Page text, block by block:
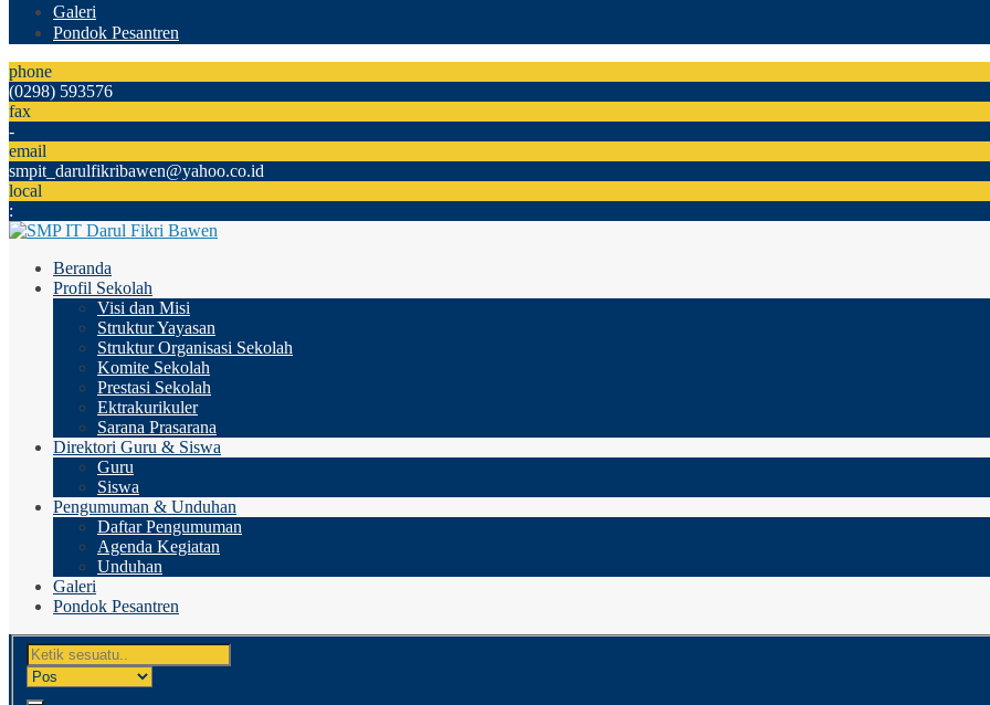
Galeri
Pondok Pesantren
phone
(0298) 593576
fax
-
email
smpit_darulfikribawen@yahoo.co.id
local
:
Beranda
Profil Sekolah
Visi dan Misi
Struktur Yayasan
Struktur Organisasi Sekolah
Komite Sekolah
Prestasi Sekolah
Ektrakurikuler
Sarana Prasarana
Direktori Guru & Siswa
Guru
Siswa
Pengumuman & Unduhan
Daftar Pengumuman
Agenda Kegiatan
Unduhan
Galeri
Pondok Pesantren